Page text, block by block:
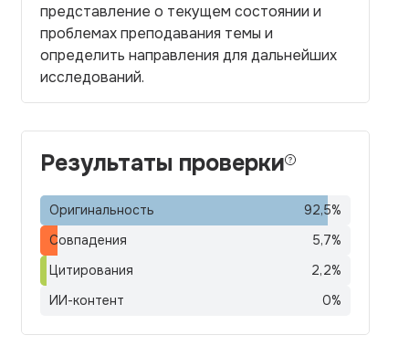
представление о текущем состоянии и
проблемах преподавания темы и
определить направления для дальнейших
исследований.
Результаты проверки
Оригинальность 92,5%
Совпадения
5,7%
Цитирования
2,2%
ИИ-контент
0%